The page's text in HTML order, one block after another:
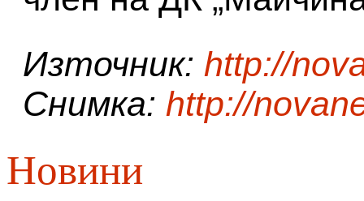
Източник: http://
Снимка: http://
Новини